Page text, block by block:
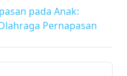
pada Anak:
Pernapasan